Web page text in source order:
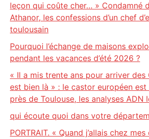
leçon qui coûte cher… » Condamné
Athanor, les confessions d’un chef
toulousain
Pourquoi l’échange de maisons
pendant les vacances d’été 2026 ?
« Il a mis trente ans pour arriver des
est bien là » : le castor européen
près de Toulouse, les analyses ADN
qui écoute quoi dans votre
PORTRAIT. « Quand j’allais chez